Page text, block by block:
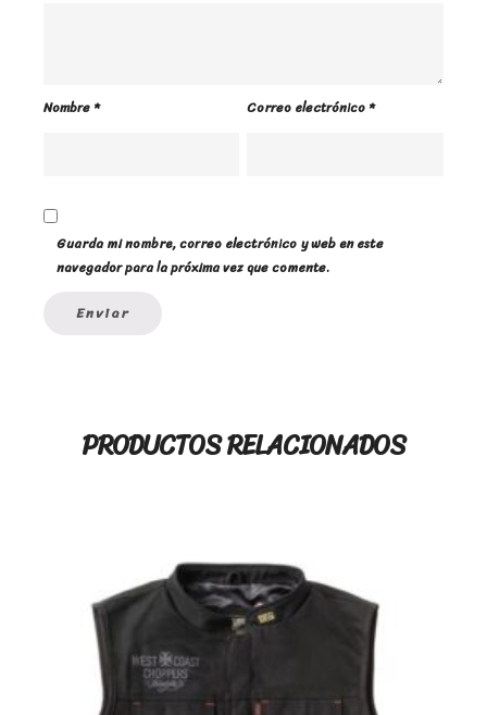
Nombre* Correo electrónico*
Guarda mi nombre, correo electrónico y web en este
navegador para la próxima vez que comente.
PRODUCTOS RELACIONADOS